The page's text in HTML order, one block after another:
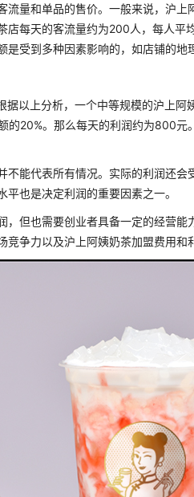
流量和单品的售价。一般来说，沪
店每天的客流量约为200人，每人
受到多种因素影响的，如店铺的地
以上分析，一个中等规模的沪上
的20%。那么每天的利润约为800
不能代表所有情况。实际的利润还
也是决定利润的重要因素之一。
，但也需要创业者具备一定的经营
争力以及沪上阿姨奶茶加盟费用和